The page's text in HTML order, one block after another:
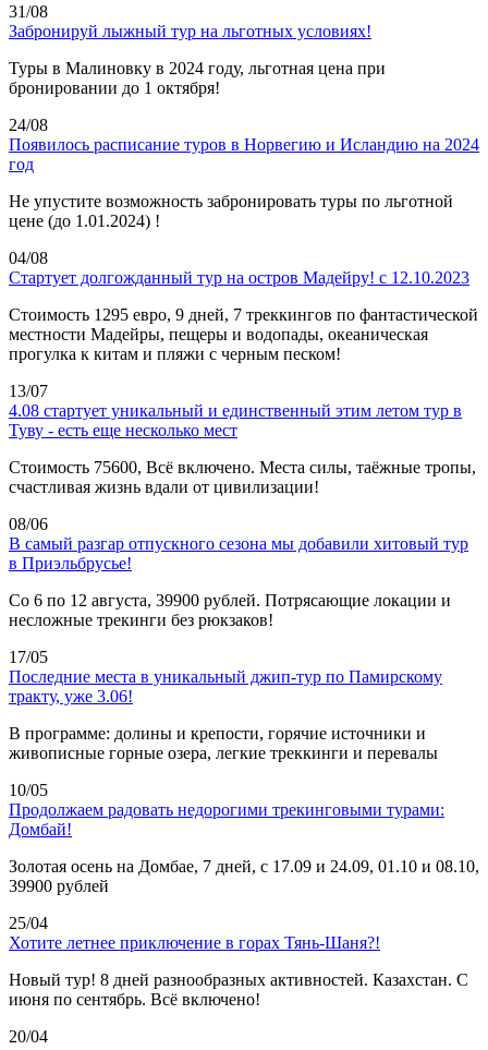
31/08
Забронируй лыжный тур на льготных условиях!
Туры в Малиновку в 2024 году, льготная цена при
бронировании до 1 октября!
24/08
Появилось расписание туров в Норвегию и Исландию на 2024
год
Не упустите возможность забронировать туры по льготной
цене (до 1.01.2024) !
04/08
Стартует долгожданный тур на остров Мадейру! с 12.10.2023
Стоимость 1295 евро, 9 дней, 7 треккингов по фантастической
местности Мадейры, пещеры и водопады, океаническая
прогулка к китам и пляжи с черным песком!
13/07
4.08 стартует уникальный и единственный этим летом тур в
Туву - есть еще несколько мест
Стоимость 75600, Всё включено. Места силы, таёжные тропы,
счастливая жизнь вдали от цивилизации!
08/06
В самый разгар отпускного сезона мы добавили хитовый тур
в Приэльбрусье!
Со 6 по 12 августа, 39900 рублей. Потрясающие локации и
несложные трекинги без рюкзаков!
17/05
Последние места в уникальный джип-тур по Памирскому
тракту, уже 3.06!
В программе: долины и крепости, горячие источники и
живописные горные озера, легкие треккинги и перевалы
10/05
Продолжаем радовать недорогими трекинговыми турами:
Домбай!
Золотая осень на Домбае, 7 дней, с 17.09 и 24.09, 01.10 и 08.10,
39900 рублей
25/04
Хотите летнее приключение в горах Тянь-Шаня?!
Новый тур! 8 дней разнообразных активностей. Казахстан. С
июня по сентябрь. Всё включено!
20/04